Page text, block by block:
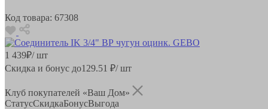
Код товара: 67308
1 439₽/ шт
Скидка и бонус до129.51 ₽/ шт
Клуб покупателей «Ваш Дом»
СтатусСкидкаБонусВыгода